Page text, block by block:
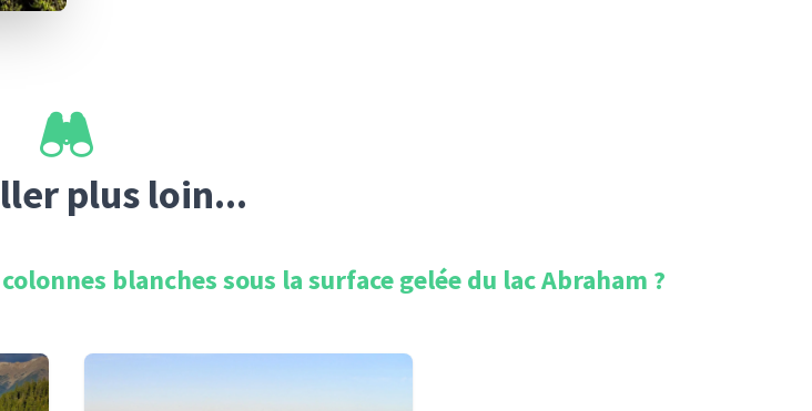
plus loin...
blanches sous la surface gelée du lac Abraham ?